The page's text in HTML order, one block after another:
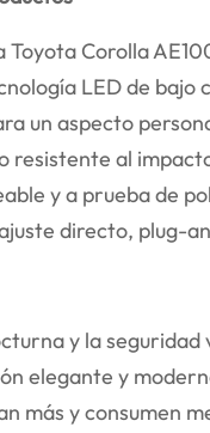
Corolla
LED de bajo
un aspecto
resistente al
y a prueba de
directo, plug-
y la seguridad
elegante y
más y consumen